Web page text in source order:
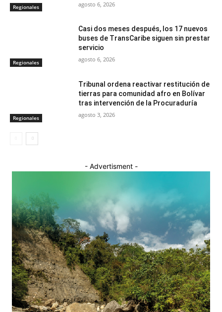
Regionales agosto 6, 2026
Regionales
Casi dos meses después, los 17 nuevos
buses de TransCaribe siguen sin prestar
servicio
agosto 6, 2026
Regionales
Tribunal ordena reactivar restitución de
tierras para comunidad afro en Bolívar
tras intervención de la Procuraduría
agosto 3, 2026
- Advertisment -